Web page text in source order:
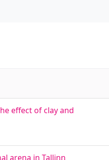
effect of clay and
arena in Tallinn